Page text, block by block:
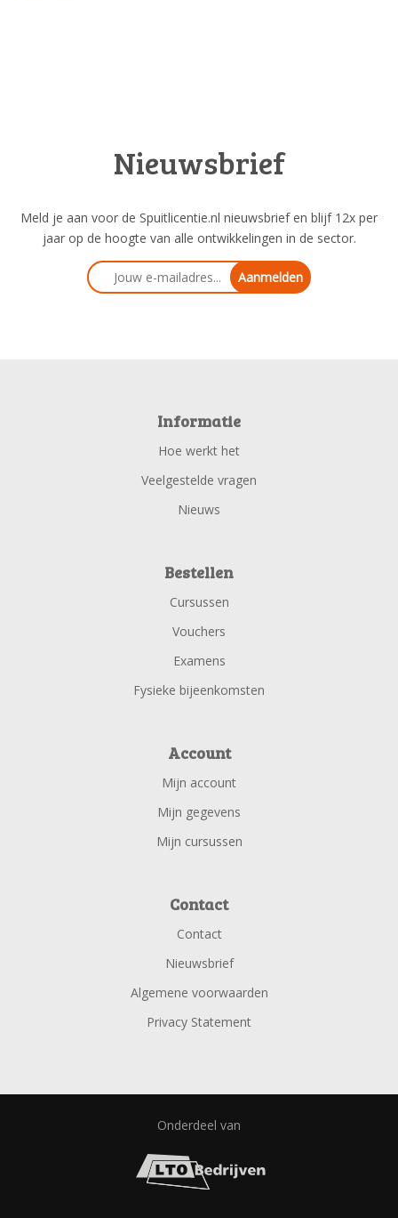
Nieuwsbrief
Meld je aan voor de Spuitlicentie.nl nieuwsbrief en blijf 12x per
jaar op de hoogte van alle ontwikkelingen in de sector.
Aanmelden
Informatie
Hoe werkt het
Veelgestelde vragen
Nieuws
Bestellen
Cursussen
Vouchers
Examens
Fysieke bijeenkomsten
Account
Mijn account
Mijn gegevens
Mijn cursussen
Contact
Contact
Nieuwsbrief
Algemene voorwaarden
Privacy Statement
Onderdeel van